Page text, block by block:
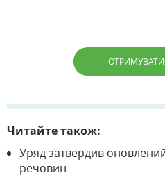
Читайте також:
Уряд затвердив
речовин